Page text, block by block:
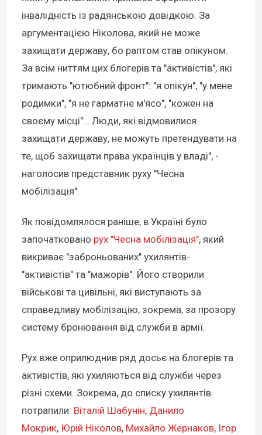
інвалідність із радянською довідкою. За
аргументацією Ніколова, який не може
захищати державу, бо раптом став опікуном.
За всім ниттям цих блогерів та "активістів", які
тримають "ютюбний фронт": "я опікун", "у мене
родимки", "я не гарматне м'ясо", "кожен на
своєму місці"… Люди, які відмовилися
захищати державу, не можуть претендувати на
те, щоб захищати права українців у владі", -
наголосив представник руху "Чесна
мобілізація".
Як повідомлялося раніше, в Україні було
започатковано рух "Чесна мобілізація", який
викриває "заброньованих" ухилянтів-
"активістів" та "мажорів". Його створили
військові та цивільні, які виступають за
справедливу мобілізацію, зокрема, за прозору
систему бронювання від служби в армії.
Рух вже оприлюднив ряд досьє на блогерів та
активістів, які ухиляються від служби через
різні схеми. Зокрема, до списку ухилянтів
потрапили: Віталій Шабунін, Данило
Мокрик, Юрій Ніколов, Михайло Жернаков, Ігор